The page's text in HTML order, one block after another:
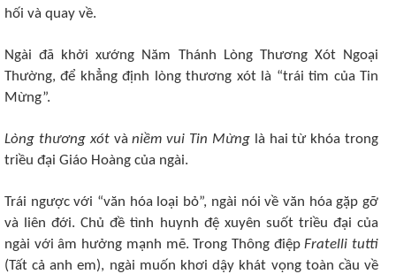
hối và quay về.
Ngài đã khởi xướng Năm Thánh Lòng Thương Xót Ngoại
Thường, để khẳng định lòng thương xót là “trái tim của Tin
Mừng”.
Lòng thương xótvàniềm vui Tin Mừnglà hai từ khóa trong
triều đại Giáo Hoàng của ngài.
Trái ngược với “văn hóa loại bỏ”, ngài nói về văn hóa gặp gỡ
và liên đới. Chủ đề tình huynh đệ xuyên suốt triều đại của
ngài với âm hưởng mạnh mẽ. Trong Thông điệpFratelli tutti
(Tất cả anh em), ngài muốn khơi dậy khát vọng toàn cầu về